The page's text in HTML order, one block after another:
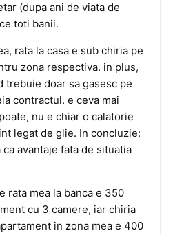
(dupa ani de viata de
toti banii.
rata la casa e sub chiria pe
zona respectiva. in plus,
trebuie doar sa gasesc pe
contractul. e ceva mai
nu e chiar o calatorie
legat de glie. In concluzie:
avantaje fata de situatia
rata mea la banca e 350
cu 3 camere, iar chiria
in zona mea e 400